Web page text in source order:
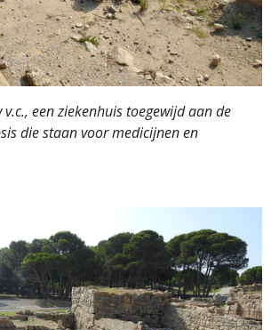
een ziekenhuis toegewijd aan de
die staan voor medicijnen en